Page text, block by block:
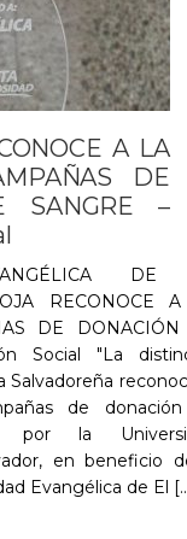
A LA
DE
SANGRE –
DE
RECONOCE
DE
Social "La
Salvadoreña
de
por la
en beneficio
Evangélica de El